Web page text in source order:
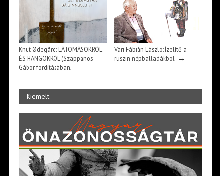
Knut Ødegård: LÁTOMÁSOKRÓL
ÉS HANGOKRÓL (Szappanos
Gábor fordításában,
Vári Fábián László: Ízelítő a
ruszin népballadákból→
Kiemelt